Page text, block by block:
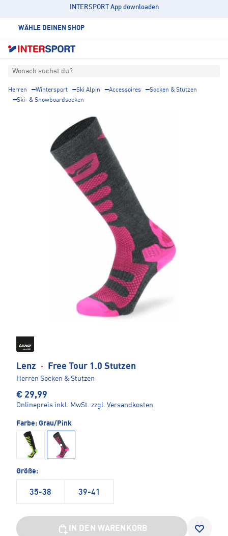
INTERSPORT App downloaden
WÄHLE DEINEN SHOP
Wonach suchst du?
Herren Wintersport Ski Alpin Accessoires
Socken & Stutzen
Ski- & Snowboardsocken
Lenz · Free Tour 1.0 Stutzen
Herren Socken & Stutzen
€ 29,99
Onlinepreis inkl. MwSt. zzgl. Versandkosten
Farbe: Grau/Pink
Größe:
35-38 39-41
IN DEN WARENKORB